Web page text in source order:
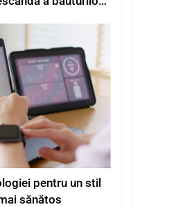
pentru un stil
sănătos